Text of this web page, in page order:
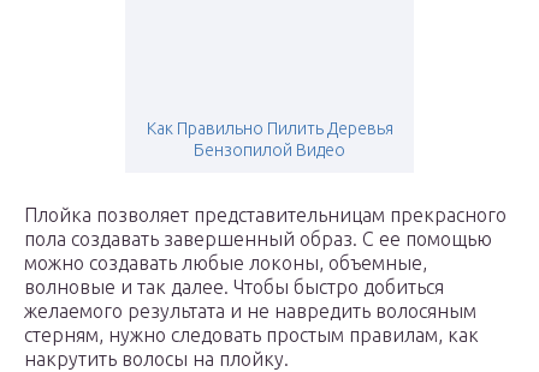
Как Правильно Пилить Деревья
Бензопилой Видео
Плойка позволяет представительницам прекрасного
пола создавать завершенный образ. С ее помощью
можно создавать любые локоны, объемные,
волновые и так далее. Чтобы быстро добиться
желаемого результата и не навредить волосяным
стерням, нужно следовать простым правилам, как
накрутить волосы на плойку.